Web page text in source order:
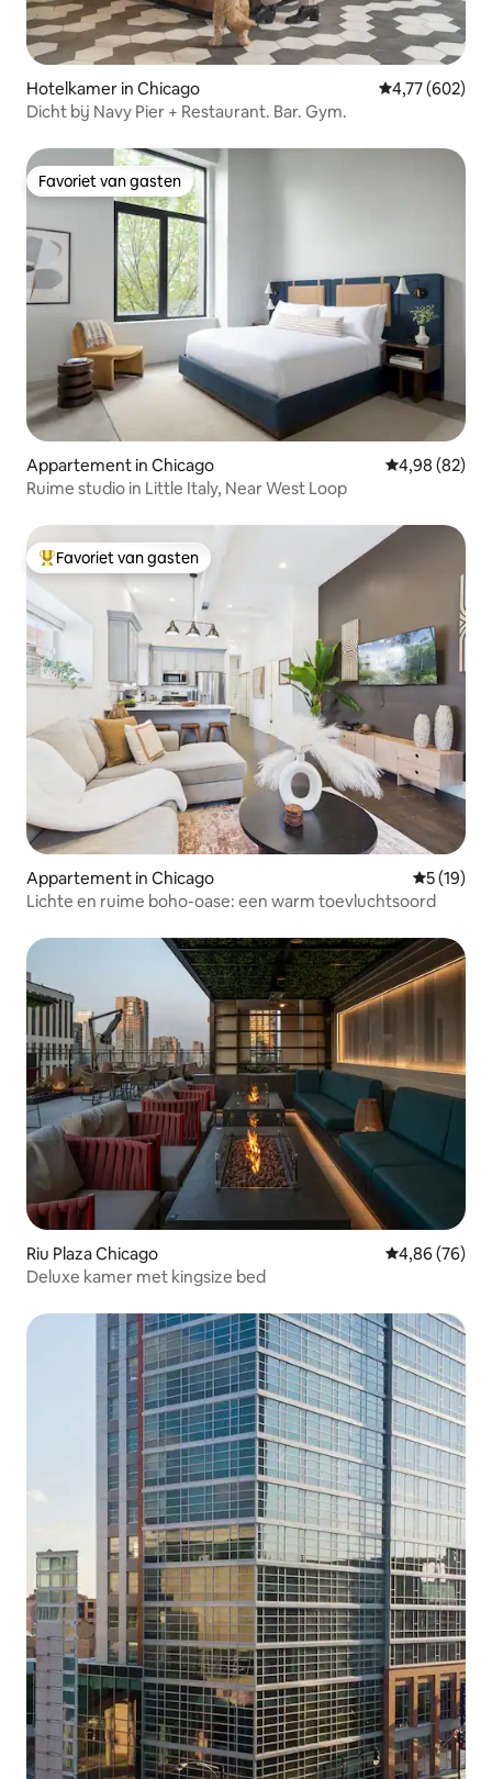
Hotelkamer in Chicago Gemiddelde
4,77 (602)
Dicht bij Navy Pier + Restaurant. Bar. Gym.
Favoriet van gasten
Favoriet van gasten
Appartement in Chicago Gemiddelde
4,98 (82)
Ruime studio in Little Italy, Near West Loop
Topfavoriet van gasten
Favoriet van gasten
Appartement in Chicago
5 (19)
Lichte en ruime boho-oase: een warm toevluchtsoord
Riu Plaza Chicago Gemiddelde
4,86 (76)
Deluxe kamer met kingsize bed